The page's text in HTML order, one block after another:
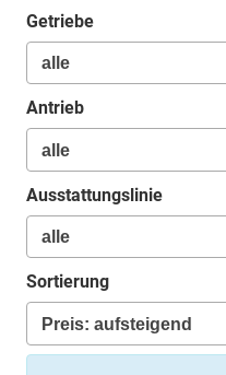
Getriebe
Antrieb
Ausstattungslinie
Sortierung